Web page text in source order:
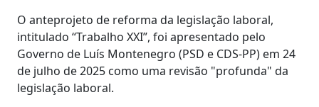
O anteprojeto de reforma da legislação laboral,
intitulado “Trabalho XXI”, foi apresentado pelo
Governo de Luís Montenegro (PSD e CDS-PP) em 24
de julho de 2025 como uma revisão "profunda" da
legislação laboral.